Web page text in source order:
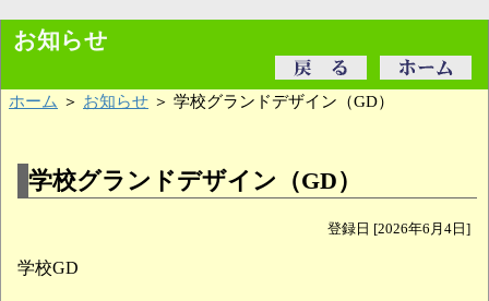
お知らせ
ホーム ＞ お知らせ ＞ 学校グランドデザイン（GD）
学校グランドデザイン（GD）
登録日 [2026年6月4日]
学校GD